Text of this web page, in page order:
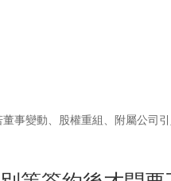
董事變動、股權重組、附屬公司